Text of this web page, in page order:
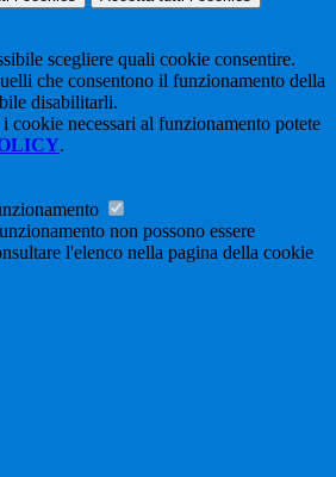
scegliere quali cookie consentire.
che consentono il funzionamento della
disabilitarli.
cookie necessari al funzionamento potete
.
non possono essere
l'elenco nella pagina della cookie